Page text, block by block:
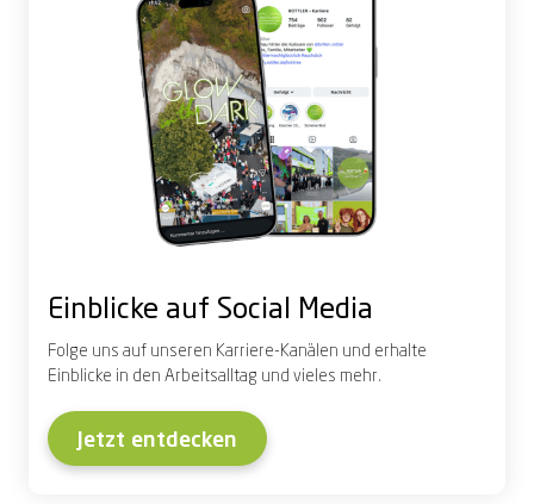
Einblicke auf Social Media
Folge uns auf unseren Karriere-Kanälen und erhalte
Einblicke in den Arbeitsalltag und vieles mehr.
Jetzt entdecken